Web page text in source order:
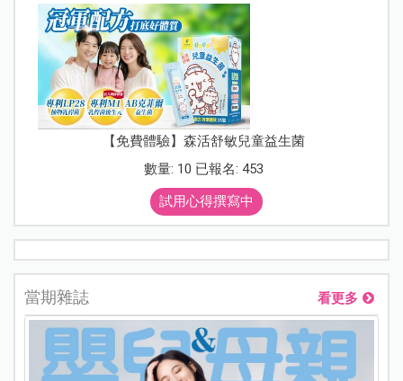
【免費體驗】森活舒敏兒童益生菌
數量: 10 已報名: 453
試用心得撰寫中
當期雜誌 看更多